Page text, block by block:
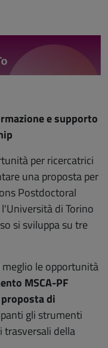
e supporto
per ricercatrici
una proposta per
Postdoctoral
di Torino
si sviluppa su tre
le opportunità
MSCA-PF
di
gli strumenti
della